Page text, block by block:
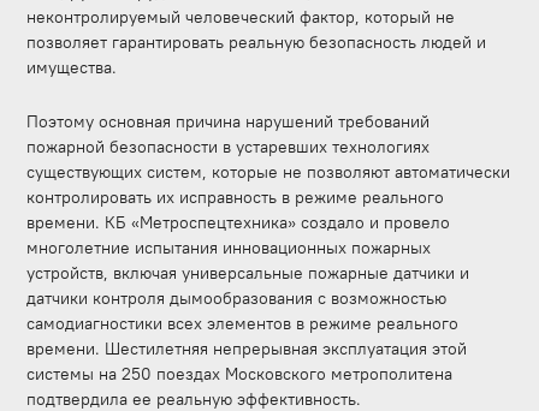
неконтролируемый человеческий фактор, который не
позволяет гарантировать реальную безопасность людей и
имущества.
Поэтому основная причина нарушений требований
пожарной безопасности в устаревших технологиях
существующих систем, которые не позволяют автоматически
контролировать их исправность в режиме реального
времени. КБ «Метроспецтехника» создало и провело
многолетние испытания инновационных пожарных
устройств, включая универсальные пожарные датчики и
датчики контроля дымообразования с возможностью
самодиагностики всех элементов в режиме реального
времени. Шестилетняя непрерывная эксплуатация этой
системы на 250 поездах Московского метрополитена
подтвердила ее реальную эффективность.